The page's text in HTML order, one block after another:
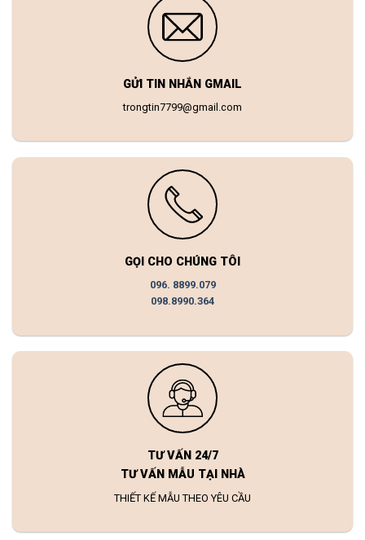
GỬI TIN NHẮN GMAIL
trongtin7799@gmail.com
GỌI CHO CHÚNG TÔI
096. 8899.079
098.8990.364
TƯ VẤN 24/7
TƯ VẤN MẪU TẠI NHÀ
THIẾT KẾ MẪU THEO YÊU CẦU